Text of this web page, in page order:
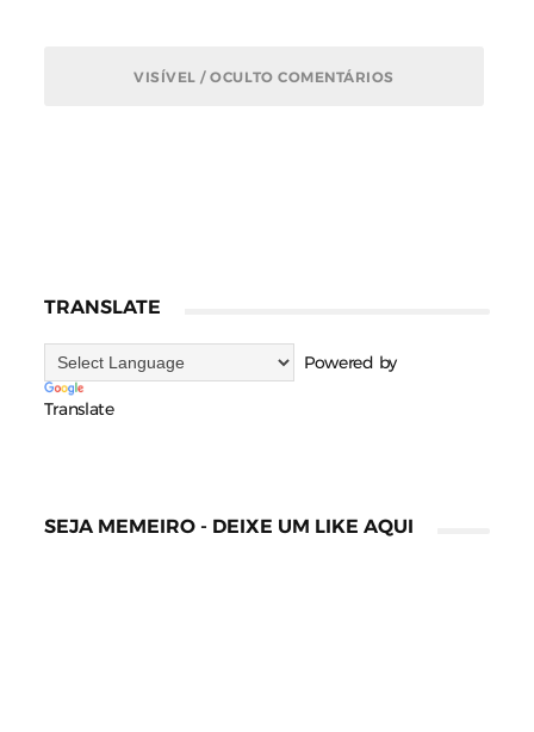
VISÍVEL / OCULTO COMENTÁRIOS
TRANSLATE
Powered by
Translate
SEJA MEMEIRO - DEIXE UM LIKE AQUI